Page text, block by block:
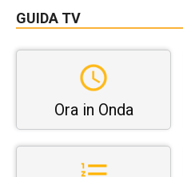
GUIDA TV
Ora in Onda